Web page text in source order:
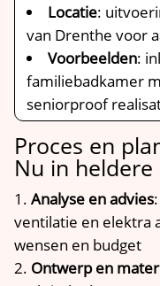
Locatie:
van Drenthe voor
Voorbeelden:
familiebadkamer
seniorproof
Proces en
Nu in
Analyse en advies
ventilatie en elektra
wensen en budget
Ontwerp en